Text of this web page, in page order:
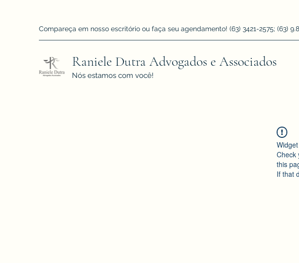
Compareça em nosso escritório ou faça seu agendamento! (63) 3421-2575; (63)
Raniele Dutra Advogados e Associados
Nós estamos com você!
Check
this
If that